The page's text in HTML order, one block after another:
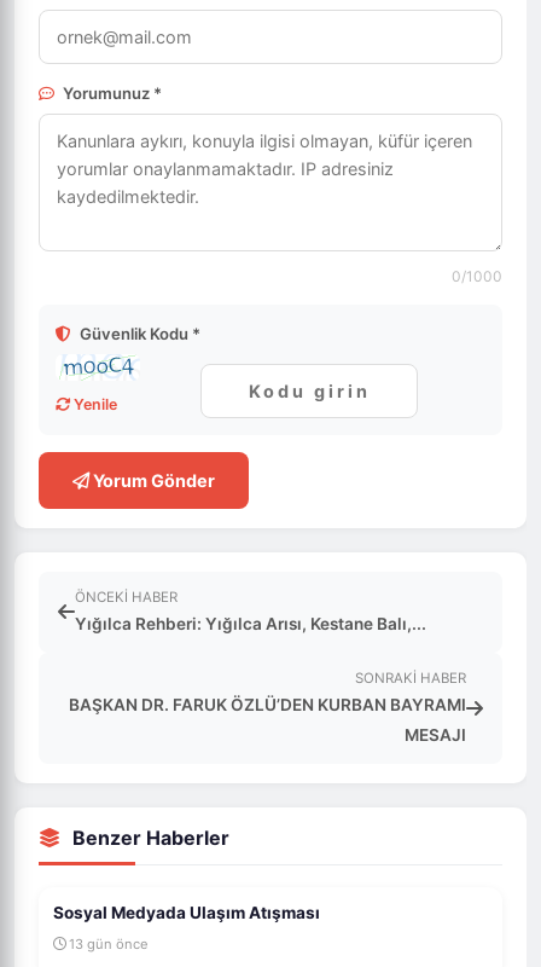
Yorumunuz *
0/1000
Güvenlik Kodu *
Yenile
Yorum Gönder
ÖNCEKI HABER
Yığılca Rehberi: Yığılca Arısı, Kestane Balı,...
SONRAKI HABER
BAŞKAN DR. FARUK ÖZLÜ’DEN KURBAN BAYRAMI
MESAJI
Benzer Haberler
Sosyal Medyada Ulaşım Atışması
13 gün önce